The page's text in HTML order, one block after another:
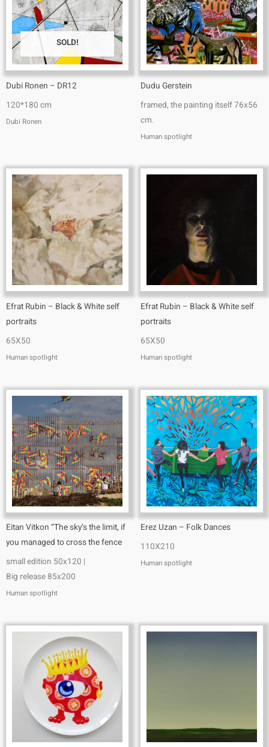
SOLD!
Dubi Ronen – DR12
120*180 cm
Dubi Ronen
Dudu Gerstein
framed, the painting itself 76x56
cm.
Human spotlight
Efrat Rubin – Black & White self
portraits
65X50
Human spotlight
Efrat Rubin – Black & White self
portraits
65X50
Human spotlight
Eitan Vitkon “The sky’s the limit, if
you managed to cross the fence
small edition 50x120 |
Big release 85x200
Human spotlight
Erez Uzan – Folk Dances
110X210
Human spotlight